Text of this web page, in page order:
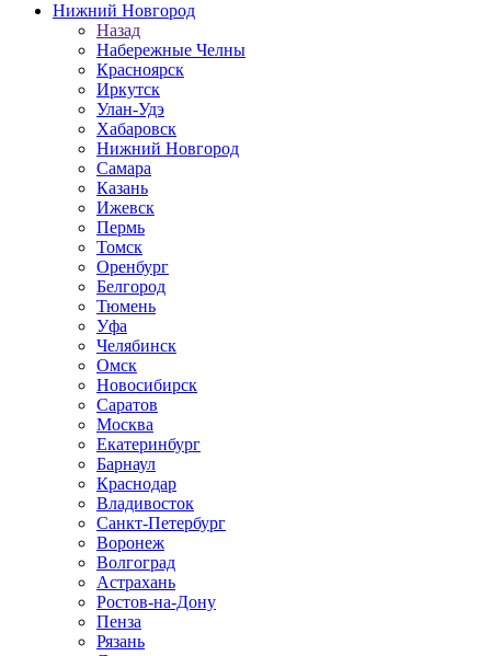
Нижний Новгород
Назад
Набережные Челны
Красноярск
Иркутск
Улан-Удэ
Хабаровск
Нижний Новгород
Самара
Казань
Ижевск
Пермь
Томск
Оренбург
Белгород
Тюмень
Уфа
Челябинск
Омск
Новосибирск
Саратов
Москва
Екатеринбург
Барнаул
Краснодар
Владивосток
Санкт-Петербург
Воронеж
Волгоград
Астрахань
Ростов-на-Дону
Пенза
Рязань